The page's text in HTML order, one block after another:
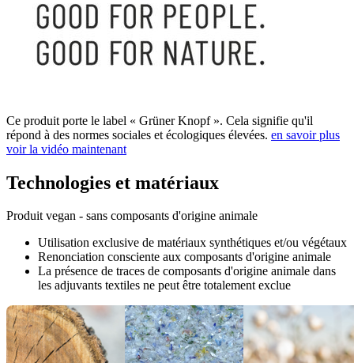
Ce produit porte le label « Grüner Knopf ». Cela signifie qu'il
répond à des normes sociales et écologiques élevées. en savoir plus
voir la vidéo maintenant
Technologies et matériaux
Produit vegan - sans composants d'origine animale
Utilisation exclusive de matériaux synthétiques et/ou végétaux
Renonciation consciente aux composants d'origine animale
La présence de traces de composants d'origine animale dans
les adjuvants textiles ne peut être totalement exclue